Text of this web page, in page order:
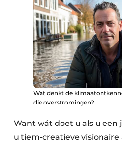
Wat denkt de
die overstromingen?
Want wát doet u als u een
ultiem-creatieve